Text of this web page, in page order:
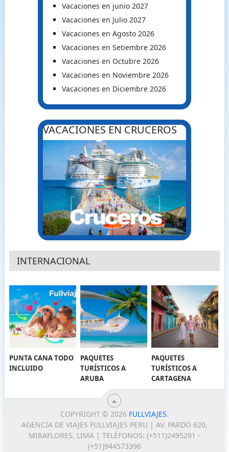
Vacaciones en junio 2027
Vacaciones en Julio 2027
Vacaciones en Agosto 2026
Vacaciones en Setiembre 2026
Vacaciones en Octubre 2026
Vacaciones en Noviembre 2026
Vacaciones en Diciembre 2026
VACACIONES EN CRUCEROS
INTERNACIONAL
PUNTA CANA TODO
INCLUIDO
PAQUETES
TURÍSTICOS A
ARUBA
PAQUETES
TURÍSTICOS A
CARTAGENA
COPYRIGHT © 2026 FULLVIAJES.
AGENCIA DE VIAJES FULLVIAJES PERU | AV. PARDO 620,
MIRAFLORES, LIMA | TELÉFONOS: (+511)2495291 -
(+51)944573396